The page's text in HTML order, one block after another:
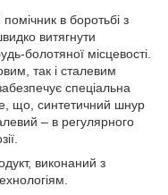
в боротьбі з
витягнути
болотяної місцевості.
так і сталевим
спеціальна
що, синтетичний шнур
– в регулярного
виконаний з